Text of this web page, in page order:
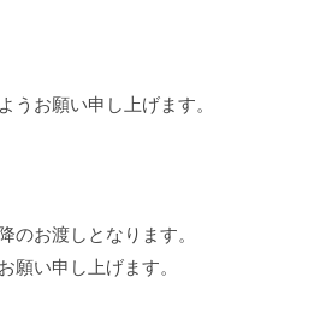
うお願い申し上げます。
お渡しとなります。
願い申し上げます。